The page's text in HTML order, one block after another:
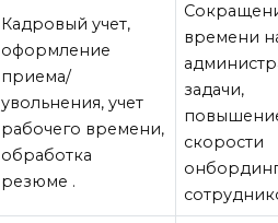
Кадровый учет,
оформление
приема/
увольнения, учет
рабочего времени,
обработка
резюме .
времени
задачи,
скорости